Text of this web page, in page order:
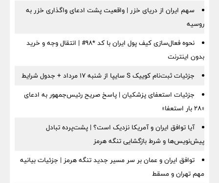
سهم ایران از دریای خزر | واقعیت پشت ادعای واگذاری خزر به
روسیه
نحوه فعال‌سازی کیف پول ایران با کد *98# | انتقال وجه و خرید
بدون اینترنت
جزئیات ثبت‌نام کوییک S سایپا از شنبه ۱۷ مرداد + جدول شرایط
جزئیات استعفای پزشکیان | پاسخ صریح رئیس‌جمهور به ادعای
«۲۸ بار استعفا»
آیا توافق ایران و آمریکا نزدیک است؟ | پشت‌پرده تبادل
پیش‌نویس‌ها و شرط بازگشایی تنگه هرمز
توافق ایران و عمان بر سر مسیر جدید تنگه هرمز | جزئیات بیانیه
مهم تهران و مسقط